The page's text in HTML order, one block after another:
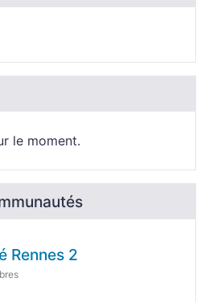
le moment.
Rennes 2